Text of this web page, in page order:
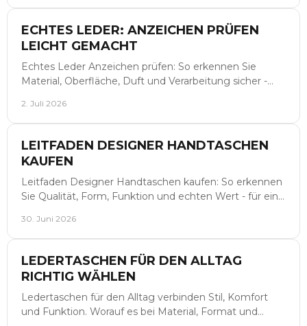
ECHTES LEDER: ANZEICHEN PRÜFEN
LEICHT GEMACHT
Echtes Leder Anzeichen prüfen: So erkennen Sie
Material, Oberfläche, Duft und Verarbeitung sicher -
2. Juli 2026
LEITFADEN DESIGNER HANDTASCHEN
KAUFEN
Leitfaden Designer Handtaschen kaufen: So erkennen
Sie Qualität, Form, Funktion und echten Wert - für eine
30. Juni 2026
LEDERTASCHEN FÜR DEN ALLTAG
RICHTIG WÄHLEN
Ledertaschen für den Alltag verbinden Stil, Komfort
und Funktion. Worauf es bei Material, Format und